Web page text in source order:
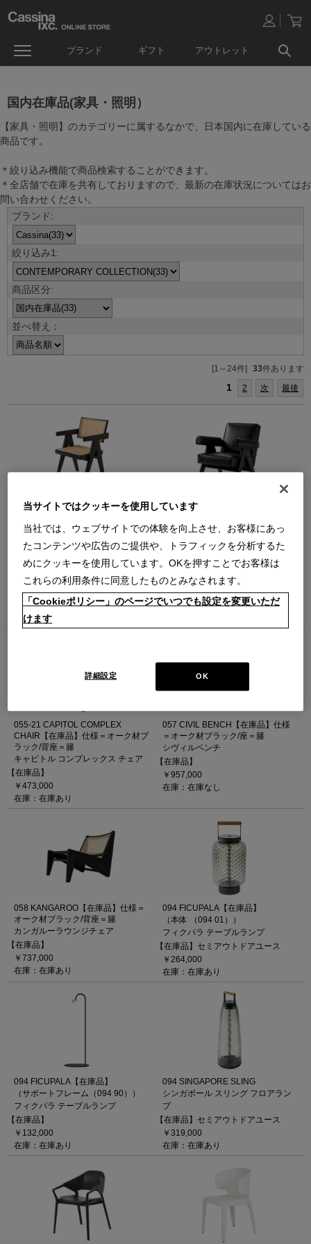
ブランド ギフト アウトレット
国内在庫品(家具・照明）
【家具・照明】のカテゴリーに属するなかで、日本国内に在庫している
商品です。
＊絞り込み機能で商品検索することができます。
＊全店舗で在庫を共有しておりますので、最新の在庫状況についてはお
問い合わせください。
並べ替え：
[1～24件] 33件あります
1 2 次 最後
051-21 CAPITOL COMPLEX
ーク材ブラック/背座＝籐
ス チェア アームチェア
【在庫品】
￥638,000
在庫：残りわずか
053 CAPITOL COMPLEX
NERO）
ARMCHAIR.pdf）
キャピトル コンプレックス アーム
チェア ラウンジチェア
￥1,199,000
055-21 CAPITOL COMPLEX
CHAIR【在庫品】仕様＝オーク材ブ
ラック/背座＝籐
キャピトル コンプレックス チェア
【在庫品】
￥473,000
在庫：在庫あり
057 CIVIL BENCH【在庫品】仕様
＝オーク材ブラック/座＝籐
シヴィルベンチ
【在庫品】
￥957,000
在庫：在庫なし
058 KANGAROO【在庫品】仕様＝
オーク材ブラック/背座＝籐
カンガルーラウンジチェア
【在庫品】
￥737,000
在庫：在庫あり
094 FICUPALA【在庫品】
（本体 （094 01））
フィクパラ テーブルランプ
【在庫品】セミアウトドアユース
￥264,000
在庫：在庫あり
094 FICUPALA【在庫品】
（サポートフレーム（094 90））
フィクパラ テーブルランプ
【在庫品】
￥132,000
在庫：在庫あり
094 SINGAPORE SLING
シンガボール スリング フロアラン
プ
【在庫品】セミアウトドアユース
￥319,000
在庫：在庫あり
当サイトではクッキーを使用しています
当社では、ウェブサイトでの体験を向上させ、お客様にあっ
たコンテンツや広告のご提供や、トラフィックを分析するた
めにクッキーを使用しています。OKを押すことでお客様は
これらの利用条件に同意したものとみなされます。
「Cookieポリシー」のページでいつでも設定を変更いただ
けます
OK
詳細設定